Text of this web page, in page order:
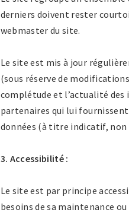
derniers doivent rester
webmaster du site.
Le site est mis à jour
(sous réserve de
complétude et l’actualité des
partenaires qui lui
données (à titre indicatif, non
3. Accessibilité :
Le site est par principe
besoins de sa maintenance ou